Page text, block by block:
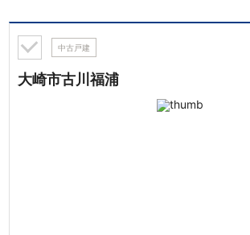
中古戸建
大崎市古川福浦